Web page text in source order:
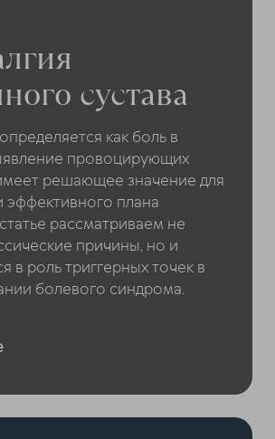
сустава
как боль в
провоцирующих
решающее значение для
эффективного плана
рассматриваем не
причины, но и
в роль триггерных точек в
болевого синдрома.